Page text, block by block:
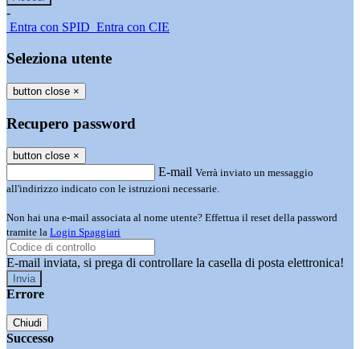
-
Entra con SPID Entra con CIE
Seleziona utente
button close ×
Recupero password
button close ×
E-mail Verrà inviato un messaggio
all'indirizzo indicato con le istruzioni necessarie.
Non hai una e-mail associata al nome utente? Effettua il reset della password
tramite la Login Spaggiari
E-mail inviata, si prega di controllare la casella di posta elettronica!
Errore
Chiudi
Successo